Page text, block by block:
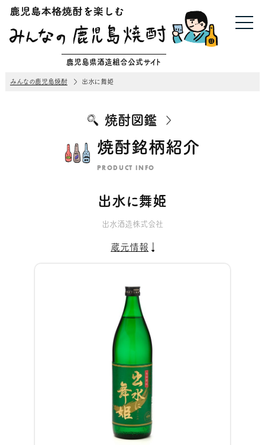
鹿児島県酒造組合公式サイト
みんなの鹿児島焼酎 出水に舞姫
焼酎図鑑
焼酎銘柄紹介
PRODUCT INFO
出水に舞姫
出水酒造株式会社
蔵元情報